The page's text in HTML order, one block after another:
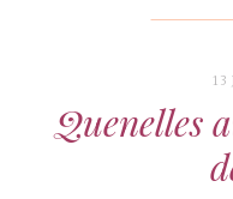
13
Quenelles